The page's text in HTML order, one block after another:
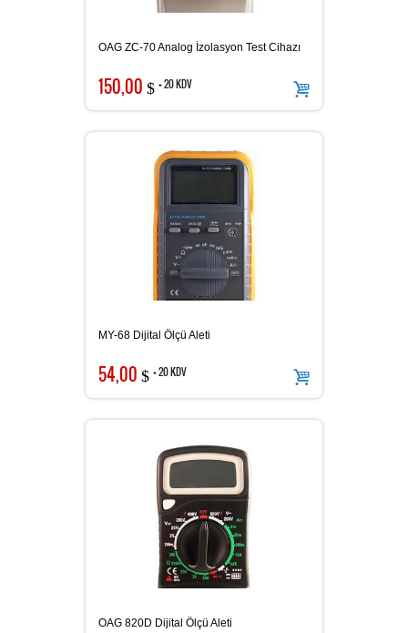
OAG ZC-70 Analog İzolasyon Test Cihazı
150,00 $ + 20 KDV
MY-68 Dijital Ölçü Aleti
54,00 $ + 20 KDV
OAG 820D Dijital Ölçü Aleti